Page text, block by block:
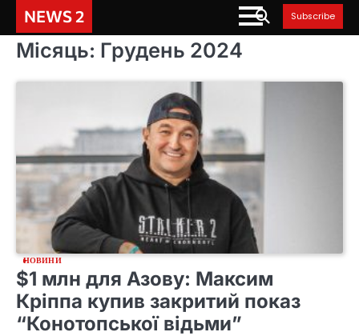
content
NEWS 2 Subscribe
Місяць: Грудень 2024
НОВИНИ
$1 млн для Азову: Максим
Кріппа купив закритий показ
“Конотопської відьми”